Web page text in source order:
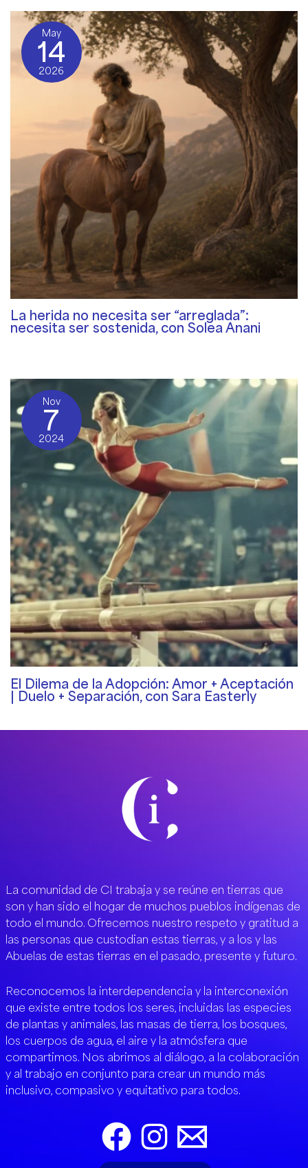
May
14
2026
La herida no necesita ser “arreglada”:
necesita ser sostenida, con Solea Anani
Nov
7
2024
El Dilema de la Adopción: Amor + Aceptación
| Duelo + Separación, con Sara Easterly
La comunidad de CI trabaja y se reúne en tierras que
son y han sido el hogar de muchos pueblos indígenas de
todo el mundo. Ofrecemos nuestro respeto y gratitud a
las personas que custodian estas tierras, y a los y las
Abuelas de estas tierras en el pasado, presente y futuro.
Reconocemos la interdependencia y la interconexión
que existe entre todos los seres, incluidas las especies
de plantas y animales, las masas de tierra, los bosques,
los cuerpos de agua, el aire y la atmósfera que
compartimos. Nos abrimos al diálogo, a la colaboración
y al trabajo en conjunto para crear un mundo más
inclusivo, compasivo y equitativo para todos.